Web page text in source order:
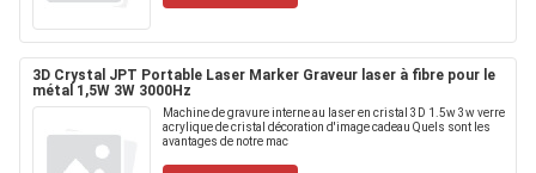
3D Crystal JPT Portable Laser Marker Graveur laser à fibre pour le
métal 1,5W 3W 3000Hz
Machine de gravure interne au laser en cristal 3D 1.5w 3w verre
acrylique de cristal décoration d'image cadeau Quels sont les
avantages de notre mac